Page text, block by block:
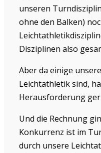
unseren
ohne den Balken)
Disziplinen also
Aber da einige
Leichtathletik sind,
Herausforderung
Und die Rechnung
Konkurrenz ist im
durch unsere